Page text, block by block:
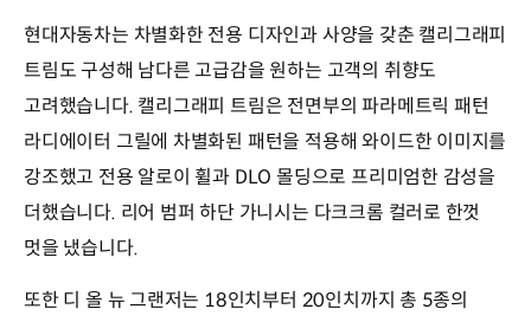
현대자동차는 차별화한 전용 디자인과 사양을 갖춘 캘리그래피
트림도 구성해 남다른 고급감을 원하는 고객의 취향도
고려했습니다. 캘리그래피 트림은 전면부의 파라메트릭 패턴
라디에이터 그릴에 차별화된 패턴을 적용해 와이드한 이미지를
강조했고 전용 알로이 휠과 DLO 몰딩으로 프리미엄한 감성을
더했습니다. 리어 범퍼 하단 가니시는 다크크롬 컬러로 한껏
멋을 냈습니다.
또한 디 올 뉴 그랜저는 18인치부터 20인치까지 총 5종의